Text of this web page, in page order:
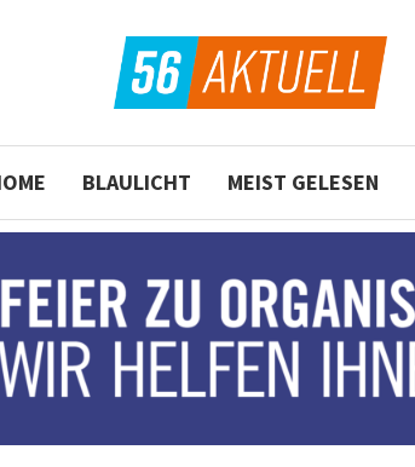
BLAULICHT MEIST GELESEN